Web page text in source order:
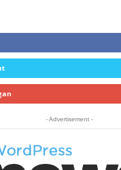
- Advertisement -